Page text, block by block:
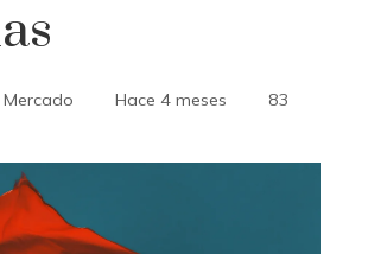
Hace 4 meses 83